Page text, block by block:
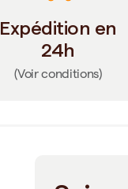
Expédition en
24h
(Voir conditions)